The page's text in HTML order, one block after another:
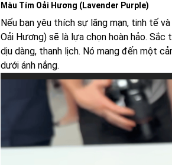
Màu Tím Oải Hương (Lavender Purple)
Nếu bạn yêu thích sự lãng mạn, tinh tế
Oải Hương) sẽ là lựa chọn hoàn hảo.
dịu dàng, thanh lịch. Nó mang đến một
dưới ánh nắng.